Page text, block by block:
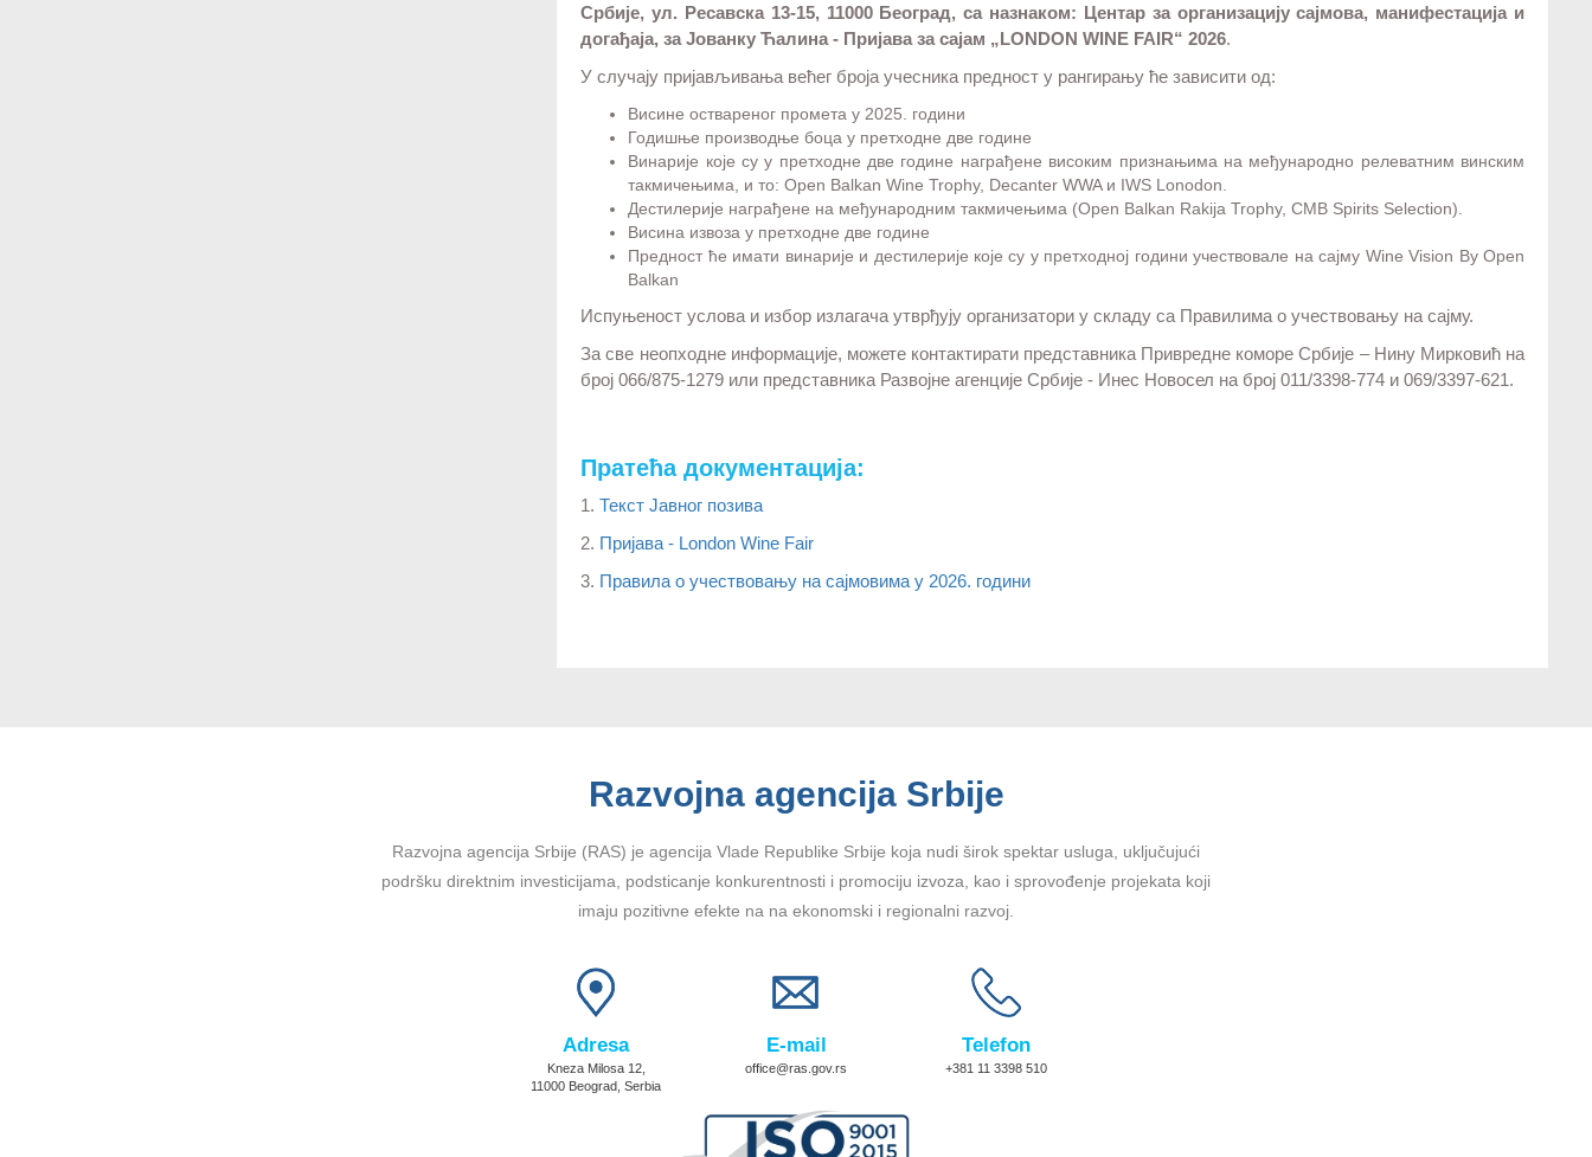
Србије, ул. Ресавска 13-15, 11000 Београд, са назнаком: Центар за организацију сајмова, манифестација и
догађаја, за Јованку Ћалина - Пријава за сајам „LONDON WINE FAIR“ 2026.
У случају пријављивања већег броја учесника предност у рангирању ће зависити од:
Висине оствареног промета у 2025. години
Годишње производње боца у претходне две године
Винарије које су у претходне две године награђене високим признањима на међународно релеватним винским
такмичењима, и то: Open Balkan Wine Trophy, Decanter WWA и IWS Lonodon.
Дестилерије награђене на међународним такмичењима (Оpen Balkan Rakija Trophy, CMB Spirits Selection).
Висина извоза у претходне две године
Предност ће имати винарије и дестилерије које су у претходној години учествовале на сајму Wine Vision By Open
Balkan
Испуњеност услова и избор излагача утврђују организатори у складу са Правилима о учествовању на сајму.
За све неопходне информације, можете контактирати представника Привредне коморе Србије – Нину Мирковић на
број 066/875-1279 или представника Развојне агенције Србије - Инес Новосел на број 011/3398-774 и 069/3397-621.
Пратећа документација:
1.Текст Јавног позива
2. Пријава - London Wine Fair
3. Правила о учествовању на сајмовима у 2026. години
Razvojna agencija Srbije
Razvojna agencija Srbije (RAS) je agencija Vlade Republike Srbije koja nudi širok spektar usluga, uključujući
podršku direktnim investicijama, podsticanje konkurentnosti i promociju izvoza, kao i sprovođenje projekata koji
imaju pozitivne efekte na na ekonomski i regionalni razvoj.
Adresa
Kneza Milosa 12,
11000 Beograd, Serbia
E-mail
office@ras.gov.rs
Telefon
+381 11 3398 510